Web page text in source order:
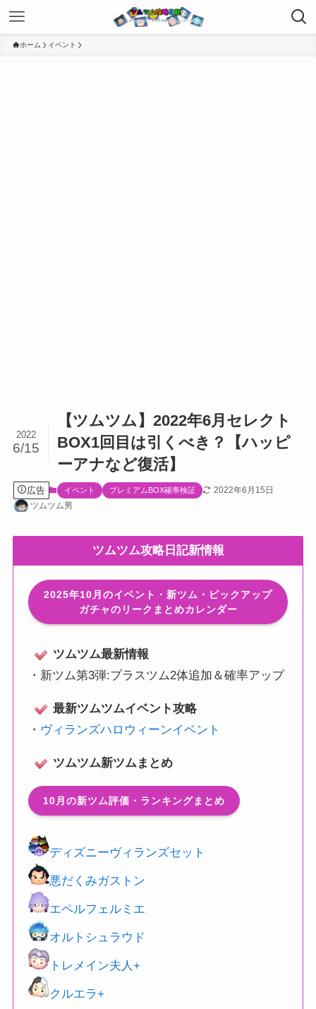
ホーム イベント
【ツムツム】2022年6月セレクト
BOX1回目は引くべき？【ハッピ
ーアナなど復活】
2022
6/15
広告 イベント プレミアムBOX確率検証
2022年6月15日
ツムツム男
ツムツム攻略日記新情報
2025年10月のイベント・新ツム・ピックアップ
ガチャのリークまとめカレンダー
ツムツム最新情報
・ 新ツム第3弾:プラスツム2体追加＆確率アップ
最新ツムツムイベント攻略
・ ヴィランズハロウィーンイベント
ツムツム新ツムまとめ
10月の新ツム評価・ランキングまとめ
ディズニーヴィランズセット
悪だくみガストン
エペルフェルミエ
オルトシュラウド
トレメイン夫人+
クルエラ+